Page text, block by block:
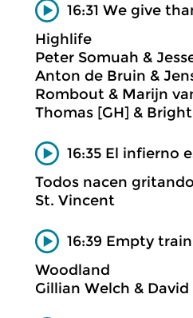
16:31 We give
Highlife
Peter Somuah &
Anton de Bruin &
Rombout & Marijn
Thomas [GH] &
16:35 El infierno
Todos nacen gritando
St. Vincent
16:39 Empty
Woodland
Gillian Welch &